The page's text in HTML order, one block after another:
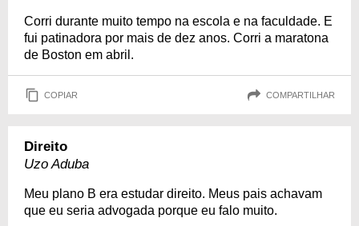
Corri durante muito tempo na escola e na faculdade. E
fui patinadora por mais de dez anos. Corri a maratona
de Boston em abril.
COPIAR COMPARTILHAR
Direito
Uzo Aduba
Meu plano B era estudar direito. Meus pais achavam
que eu seria advogada porque eu falo muito.